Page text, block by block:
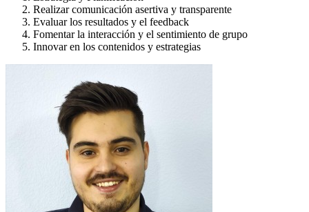
Realizar comunicación asertiva y transparente
Evaluar los resultados y el feedback
Fomentar la interacción y el sentimiento de grupo
Innovar en los contenidos y estrategias